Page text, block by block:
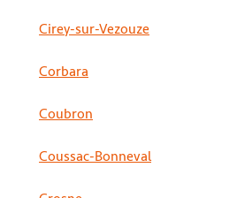
Cirey-sur-Vezouze
Corbara
Coubron
Coussac-Bonneval